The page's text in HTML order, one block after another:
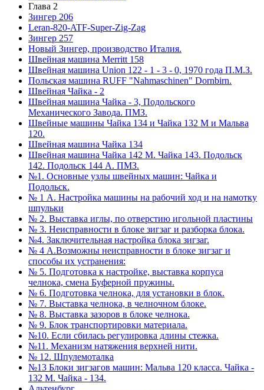
Глава 2
Зингер 206
Leran-820-ATF-Super-Zig-Zag
Зингер 257
Новый Зингер, производство Италия.
Швейная машина Merritt 158
Швейная машина Union 122 - 1 - 3 - 0, 1970 года П.М.З.
Польская машина RUFF "Nahmaschinen" Dornbirn.
Швейная Чайка - 2
Швейная машина Чайка - 3, Подольского
Механического Завода. ПМЗ.
Швейные машины Чайка 134 и Чайка 132 М и Мальва
120.
Швейная машина Чайка 134
Швейная машина Чайка 142 М. Чайка 143. Подольск
142. Подольск 144 А. ПМЗ.
№1. Основные узлы швейных машин: Чайка и
Подольск.
№ 1 А. Настройка машины на рабочий ход и на намотку
шпульки
№ 2. Выставка иглы, по отверстию игольной пластины
№ 3. Неисправности в блоке зигзаг и разборка блока.
№4. Заключительная настройка блока зигзаг.
№ 4 А.Возможны неисправности в блоке зигзаг и
способы их устранения:
№ 5. Подготовка к настройке, выставка корпуса
челнока, смена Буферной пружины.
№ 6. Подготовка челнока, для установки в блок.
№ 7. Выставка челнока, в челночном блоке.
№ 8. Выставка зазоров в блоке челнока.
№ 9. Блок транспортировки материала.
№10. Если сбилась регулировка длины стежка.
№11. Механизм натяжения верхней нити.
№ 12. Шпулемоталка
№13 Блоки зигзагов машин: Мальва 120 класса. Чайка -
132 М. Чайка - 134.